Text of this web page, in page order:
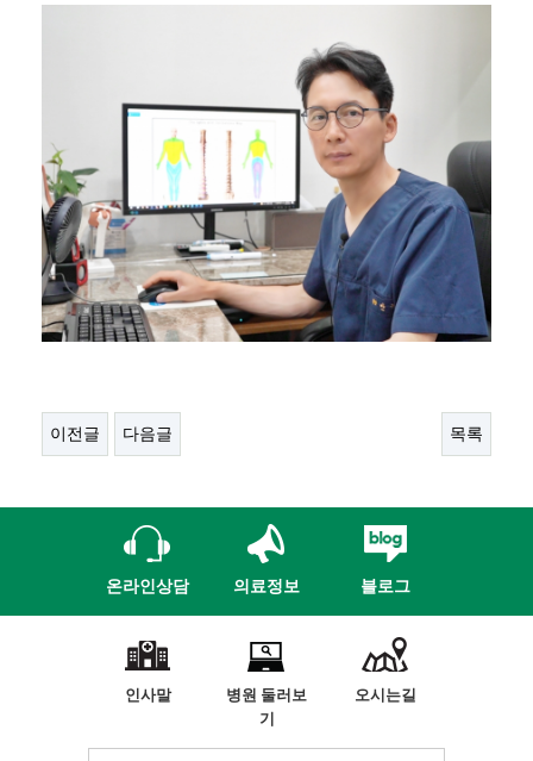
이전글 다음글 목록
온라인상담 의료정보 블로그
인사말
병원 둘러보
기
오시는길